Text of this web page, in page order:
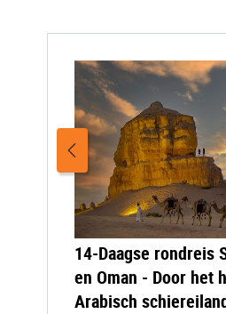
14-Daagse rondreis
en Oman - Door het
Arabisch